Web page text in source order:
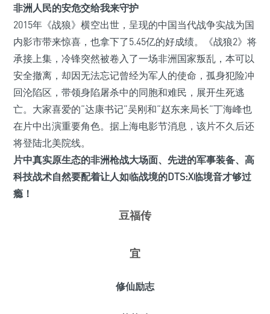
非洲人民的安危交给我来守护
2015年《战狼》横空出世，呈现的中国当代战争实战为国
内影市带来惊喜，也拿下了5.45亿的好成绩。《战狼2》将
承接上集，冷锋突然被卷入了一场非洲国家叛乱，本可以
安全撤离，却因无法忘记曾经为军人的使命，孤身犯险冲
回沦陷区，带领身陷屠杀中的同胞和难民，展开生死逃
亡。大家喜爱的“达康书记”吴刚和“赵东来局长”丁海峰也
在片中出演重要角色。据上海电影节消息，该片不久后还
将登陆北美院线。
片中真实原生态的非洲枪战大场面、先进的军事装备、高
科技战术自然要配着让人如临战境的DTS:X临境音才够过
瘾！
豆福传
宜
修仙励志